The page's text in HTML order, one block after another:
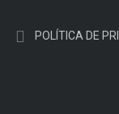
POLÍTICA DE